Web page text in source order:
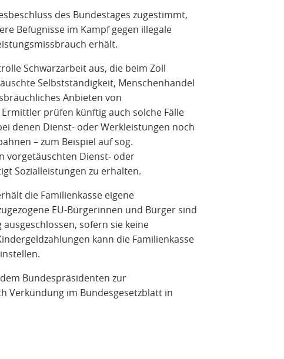
des Bundestages zugestimmt,
Befugnisse im Kampf gegen illegale
erhält.
Schwarzarbeit aus, die beim Zoll
Selbstständigkeit, Menschenhandel
Anbieten von
prüfen künftig auch solche Fälle
denen Dienst- oder Werkleistungen noch
– zum Beispiel auf sog.
vorgetäuschten Dienst- oder
Sozialleistungen zu erhalten.
die Familienkasse eigene
EU-Bürgerinnen und Bürger sind
sofern sie keine
kann die Familienkasse
Bundespräsidenten zur
Verkündung im Bundesgesetzblatt in